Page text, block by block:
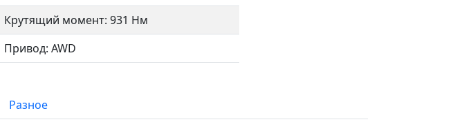
Крутящий момент: 931 Нм
Привод: AWD
Разное